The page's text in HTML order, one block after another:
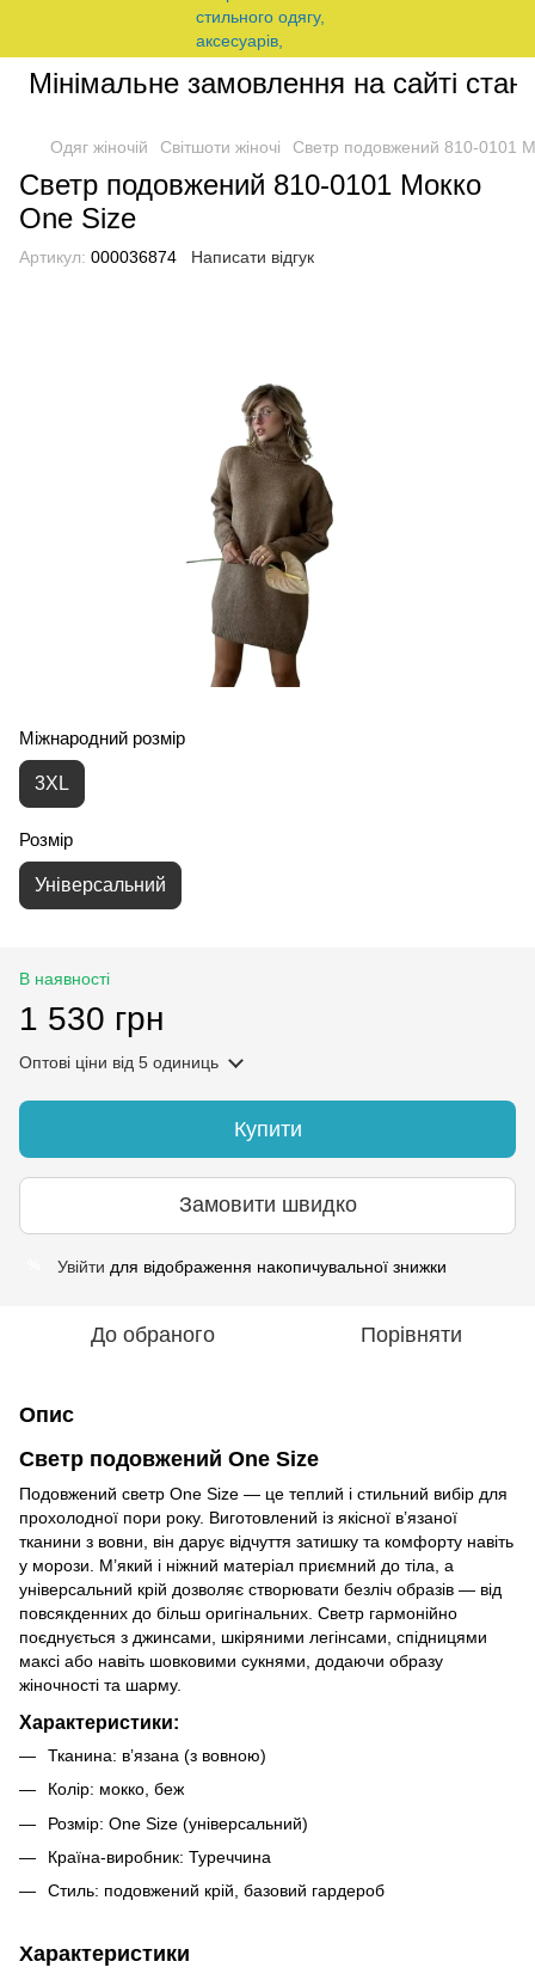
Мінімальне замовлення на сайті
Одяг жіночій Світшоти жіночі Светр подовжений 810-0101
Светр подовжений 810-0101 Мокко
One Size
Артикул: 000036874 Написати відгук
Міжнародний розмір
3XL
Розмір
Універсальний
В наявності
1 530 грн
Оптові ціни від 5 одиниць
Купити
Замовити швидко
Увійти для відображення накопичувальної знижки
До обраного Порівняти
Опис
Светр подовжений One Size
Подовжений светр One Size — це теплий і стильний вибір для
прохолодної пори року. Виготовлений із якісної в’язаної
тканини з вовни, він дарує відчуття затишку та комфорту навіть
у морози. М’який і ніжний матеріал приємний до тіла, а
універсальний крій дозволяє створювати безліч образів — від
повсякденних до більш оригінальних. Светр гармонійно
поєднується з джинсами, шкіряними легінсами, спідницями
максі або навіть шовковими сукнями, додаючи образу
жіночності та шарму.
Характеристики:
Тканина: в’язана (з вовною)
Колір: мокко, беж
Розмір: One Size (універсальний)
Країна-виробник: Туреччина
Стиль: подовжений крій, базовий гардероб
Характеристики